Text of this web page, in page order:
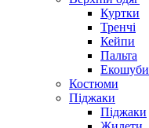
Куртки
Тренчі
Кейпи
Пальта
Екошуби
Костюми
Піджаки
Піджаки